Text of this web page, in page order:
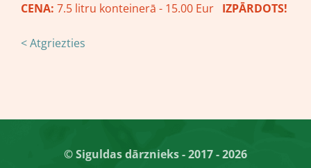
CENA: 7.5 litru konteinerā - 15.00 Eur IZPĀRDOTS!
< Atgriezties
© Siguldas dārznieks - 2017 - 2026